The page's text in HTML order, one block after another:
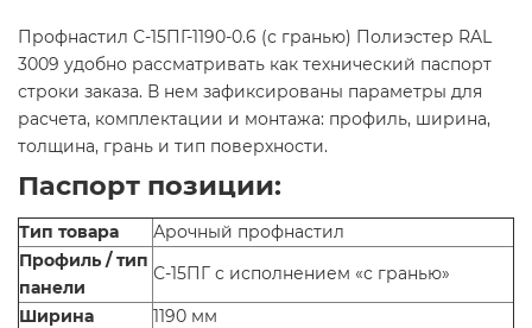
Профнастил С-15ПГ-1190-0.6 (с гранью) Полиэстер RAL
3009 удобно рассматривать как технический паспорт
строки заказа. В нем зафиксированы параметры для
расчета, комплектации и монтажа: профиль, ширина,
толщина, грань и тип поверхности.
Паспорт позиции:
Тип товара
Арочный профнастил
Профиль / тип
панели
С-15ПГ с исполнением «с гранью»
Ширина
1190 мм